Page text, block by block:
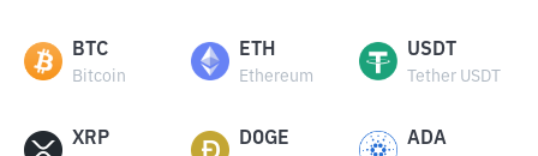
BTC
Bitcoin
ETH
Ethereum
USDT
Tether USDT
XRP DOGE ADA